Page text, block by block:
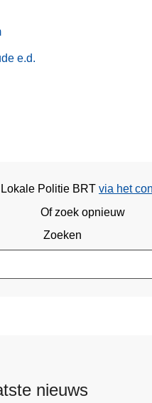
e.d.
Politie BRT via het
Of zoek opnieuw
Zoeken
nieuws